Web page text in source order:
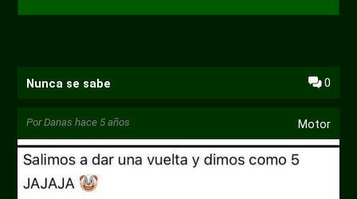
Nunca se sabe 0
PorDanas hace 5 años Motor